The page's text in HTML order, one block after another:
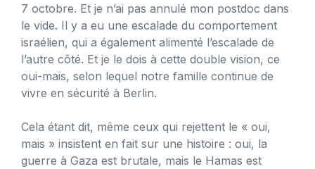
7 octobre. Et je n’ai pas annulé mon postdoc dans
le vide. Il y a eu une escalade du comportement
israélien, qui a également alimenté l’escalade de
l’autre côté. Et je le dois à cette double vision, ce
oui-mais, selon lequel notre famille continue de
vivre en sécurité à Berlin.
Cela étant dit, même ceux qui rejettent le « oui,
mais » insistent en fait sur une histoire : oui, la
guerre à Gaza est brutale, mais le Hamas est